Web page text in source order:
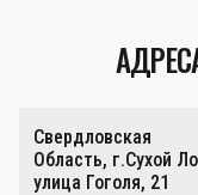
Свердловская
Область, г.Сухой
улица Гоголя, 21